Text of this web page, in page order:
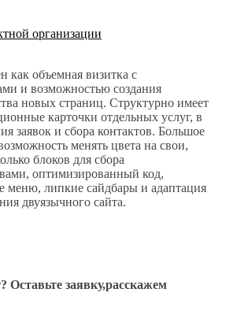
как объемная визитка с
и возможностью создания
новых страниц. Структурно имеет
карточки отдельных услуг, в
заявок и сбора контактов. Большое
менять цвета на свои,
блоков для сбора
оптимизированный код,
меню, липкие сайдбары и адаптация
двуязычного сайта.
Оставьте заявку,расскажем